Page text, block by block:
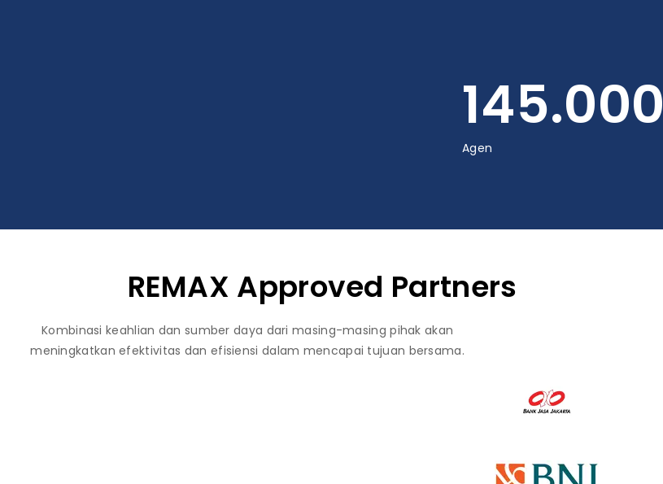
145.000
Agen
REMAX Approved Partners
Kombinasi keahlian dan sumber daya dari masing-masing pihak akan
meningkatkan efektivitas dan efisiensi dalam mencapai tujuan bersama.